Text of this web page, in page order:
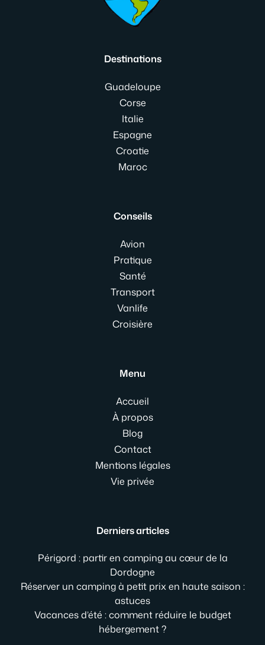
Destinations
Guadeloupe
Corse
Italie
Espagne
Croatie
Maroc
Conseils
Avion
Pratique
Santé
Transport
Vanlife
Croisière
Menu
Accueil
À propos
Blog
Contact
Mentions légales
Vie privée
Derniers articles
Périgord : partir en camping au cœur de la
Dordogne
Réserver un camping à petit prix en haute saison :
astuces
Vacances d’été : comment réduire le budget
hébergement ?